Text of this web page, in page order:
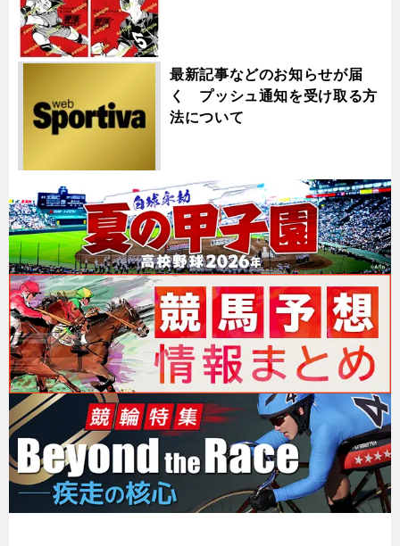
最新記事などのお知らせが届
く プッシュ通知を受け取る方
法について